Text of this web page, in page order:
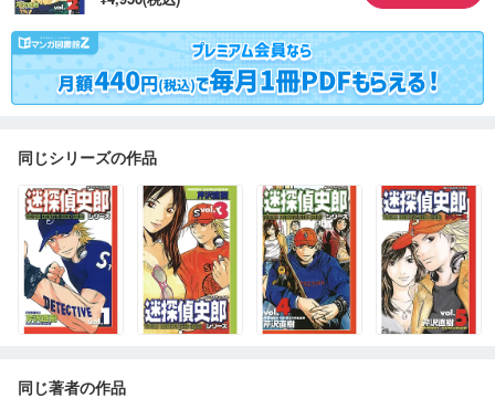
同じシリーズの作品
同じ著者の作品